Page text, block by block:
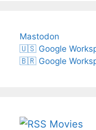
Mastodon
🇺🇸 Google
🇧🇷 Google
Movies